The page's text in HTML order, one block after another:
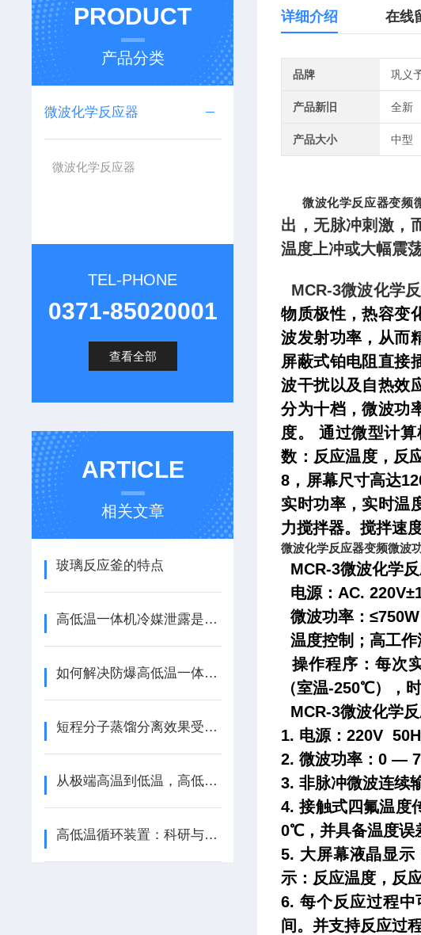
PRODUCT
产品分类
微波化学反应器
微波化学反应器
TEL-PHONE
0371-85020001
查看全部
ARTICLE
相关文章
玻璃反应釜的特点
高低温一体机冷媒泄露是怎么回事，如何解决
如何解决防爆高低温一体机发生降温速率缓慢的问题？
短程分子蒸馏分离效果受影响因素(进料位置和填料种类)
从极端高温到低温，高低温循环装置能做什么？
高低温循环装置：科研与工业的精准控温利器​
详细介绍 在线
品牌 巩义
产品新旧 全新
产品大小 中型
微波化学反应器变频
出，无脉冲刺激，
温度上冲或大幅震
MCR-3微波化学
物质极性，热容变
波发射功率，从而
屏蔽式铂电阻直接
波干扰以及自热效
分为十档，微波功
度。
通过微型计
数：反应温度，反
8，屏幕尺寸高达
实时功率，实时温
力搅拌器。搅拌速
微波化学反应器变频微波
MCR-3微波化学
电源：AC.
微波功率：
温度控制；高工
操作程序：每次
（室温-250℃），
MCR-3微波化学
1. 电源：220V
2. 微波功率：0 —
3. 非脉冲微波连续
4. 接触式四氟温度
0℃，并具备温度误
5. 大屏幕液晶显示
示：反应温度，反
6. 每个反应过程
间。并支持反应过